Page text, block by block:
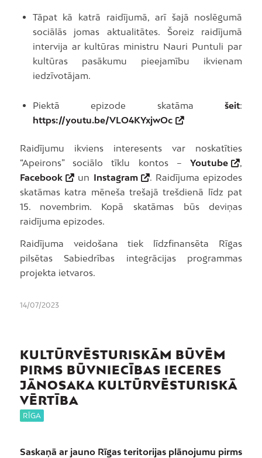
Tāpat kā katrā raidījumā, arī šajā noslēgumā
sociālās jomas aktualitātes. Šoreiz raidījumā
intervija ar kultūras ministru Nauri Puntuli par
kultūras pasākumu pieejamību ikvienam
iedzīvotājam.
Piektā epizode skatāmašeit:
https://youtu.be/VLO4KYxjwOc
Raidījumu ikviens interesents var noskatīties
“Apeirons” sociālo tīklu kontos –Youtube
,
Facebook
un Instagram
. Raidījuma epizodes
skatāmas katra mēneša trešajā trešdienā līdz pat
15. novembrim. Kopā skatāmas būs deviņas
raidījuma epizodes.
Raidījuma veidošana tiek līdzfinansēta Rīgas
pilsētas Sabiedrības integrācijas programmas
projekta ietvaros.
14/07/2023
KULTŪRVĒSTURISKĀM BŪVĒM
PIRMS BŪVNIECĪBAS IECERES
JĀNOSAKA KULTŪRVĒSTURISKĀ
VĒRTĪBA
RĪGA
Saskaņā ar jauno Rīgas teritorijas plānojumu pirms